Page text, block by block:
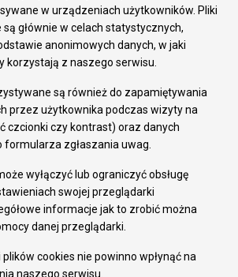
Podawcza
w urządzeniach użytkowników. Pliki
głównie w celach statystycznych,
anonimowych danych, w jaki
korzystają z naszego serwisu.
są również do zapamiętywania
przez użytkownika podczas wizyty na
czcionki czy kontrast) oraz danych
zgłaszania uwag.
wyłączyć lub ograniczyć obsługę
swojej przeglądarki
informacje jak to zrobić można
danej przeglądarki.
plików cookies nie powinno wpłynąć na
naszego serwisu.